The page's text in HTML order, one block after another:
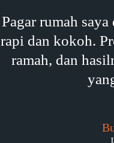
Pagar rumah
rapi dan kokoh.
ramah, dan